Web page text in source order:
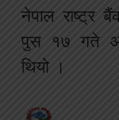
नेपाल राष्ट्र
पुस १७ गते
थियो ।